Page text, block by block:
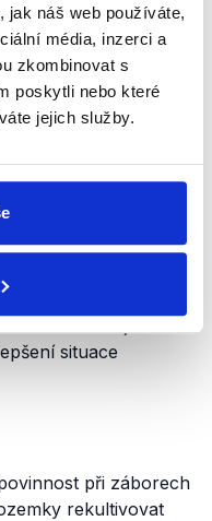
jak náš web používáte,
média, inzerci a
zkombinovat s
poskytli nebo které
jejich služby.
496/2020 Sb. účinné
jsou v souladu
2019–2024
vládazabývala
období a dala si
bodech –
opatření;
Tato iniciativa
situace
při záborech
rekultivovat